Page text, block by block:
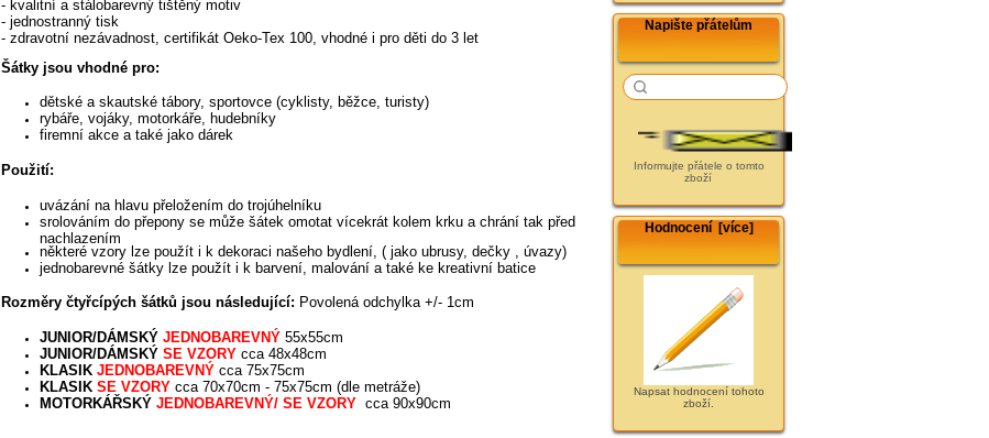
- kvalitní a stálobarevný tištěný motiv
- jednostranný tisk
- zdravotní nezávadnost, certifikát Oeko-Tex 100, vhodné i pro děti do 3 let
Šátky jsou vhodné pro:
dětské a skautské tábory, sportovce (cyklisty, běžce, turisty)
rybáře, vojáky, motorkáře, hudebníky
firemní akce a také jako dárek
Použití:
uvázání na hlavu přeložením do trojúhelníku
srolováním do přepony se může šátek omotat vícekrát kolem krku a chrání tak před
nachlazením
některé vzory lze použít i k dekoraci našeho bydlení, ( jako ubrusy, dečky , úvazy)
jednobarevné šátky lze použít i k barvení, malování a také ke kreativní batice
Rozměry čtyřcípých šátků jsou následující: Povolená odchylka +/- 1cm
JUNIOR/DÁMSKÝJEDNOBAREVNÝ 55x55cm
JUNIOR/DÁMSKÝSE VZORYcca 48x48cm
KLASIK JEDNOBAREVNÝ cca 75x75cm
KLASIK SE VZORY cca 70x70cm - 75x75cm (dle metráže)
MOTORKÁŘSKÝ JEDNOBAREVNÝ/ SE VZORY cca 90x90cm
Napište přátelům
Informujte přátele o tomto
zboží
Hodnocení [více]
Napsat hodnocení tohoto
zboží.